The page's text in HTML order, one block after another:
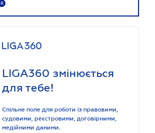
R
LIGA360 змінюється
для тебе!
Спільне поле для роботи із правовими,
судовими, реєстровими, договірними,
медійними даними.